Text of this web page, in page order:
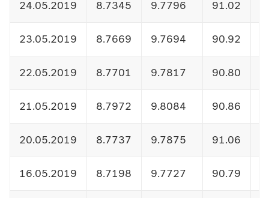
24.05.2019 8.7345 9.7796 91.02
23.05.2019 8.7669 9.7694 90.92
22.05.2019 8.7701 9.7817 90.80
21.05.2019 8.7972 9.8084 90.86
20.05.2019 8.7737 9.7875 91.06
16.05.2019 8.7198 9.7727 90.79